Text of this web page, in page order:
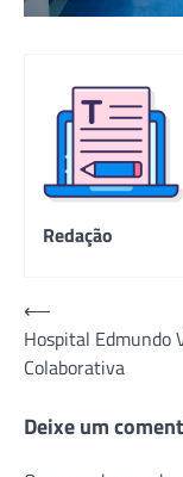
Redação
Navegação
de
Post
⟵
Hospital Edmundo
Colaborativa
Deixe um